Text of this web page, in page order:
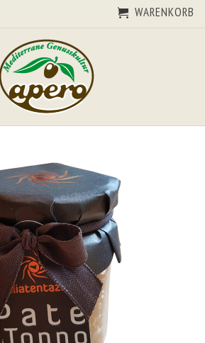
WARENKORB